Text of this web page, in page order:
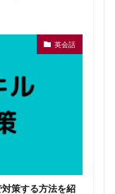
英会話
対策する方法を紹